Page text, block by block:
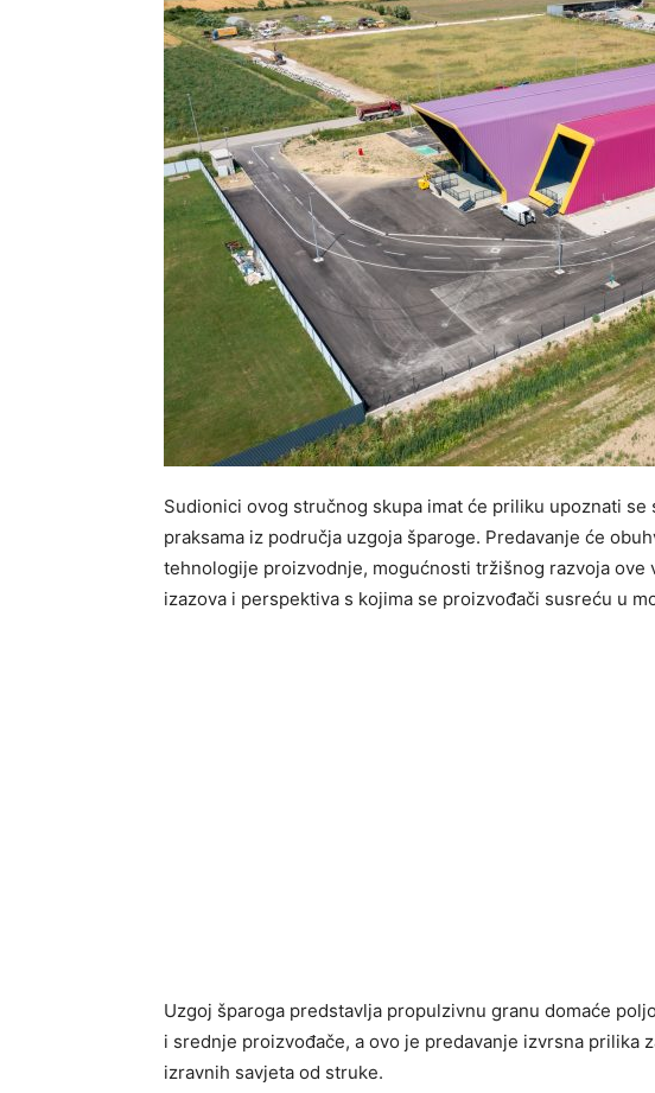
Sudionici ovog stručnog skupa imat će priliku upoznati
praksama iz područja uzgoja šparoge. Predavanje će
tehnologije proizvodnje, mogućnosti tržišnog razvoja ove
izazova i perspektiva s kojima se proizvođači susreću u
Uzgoj šparoga predstavlja propulzivnu granu domaće
i srednje proizvođače, a ovo je predavanje izvrsna prilika
izravnih savjeta od struke.